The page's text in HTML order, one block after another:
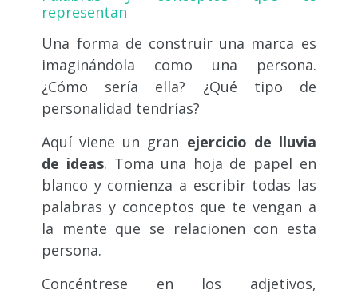
representan
Una forma de construir una marca es
imaginándola como una persona.
¿Cómo sería ella? ¿Qué tipo de
personalidad tendrías?
Aquí viene un gran ejercicio de lluvia
de ideas. Toma una hoja de papel en
blanco y comienza a escribir todas las
palabras y conceptos que te vengan a
la mente que se relacionen con esta
persona.
Concéntrese en los adjetivos,